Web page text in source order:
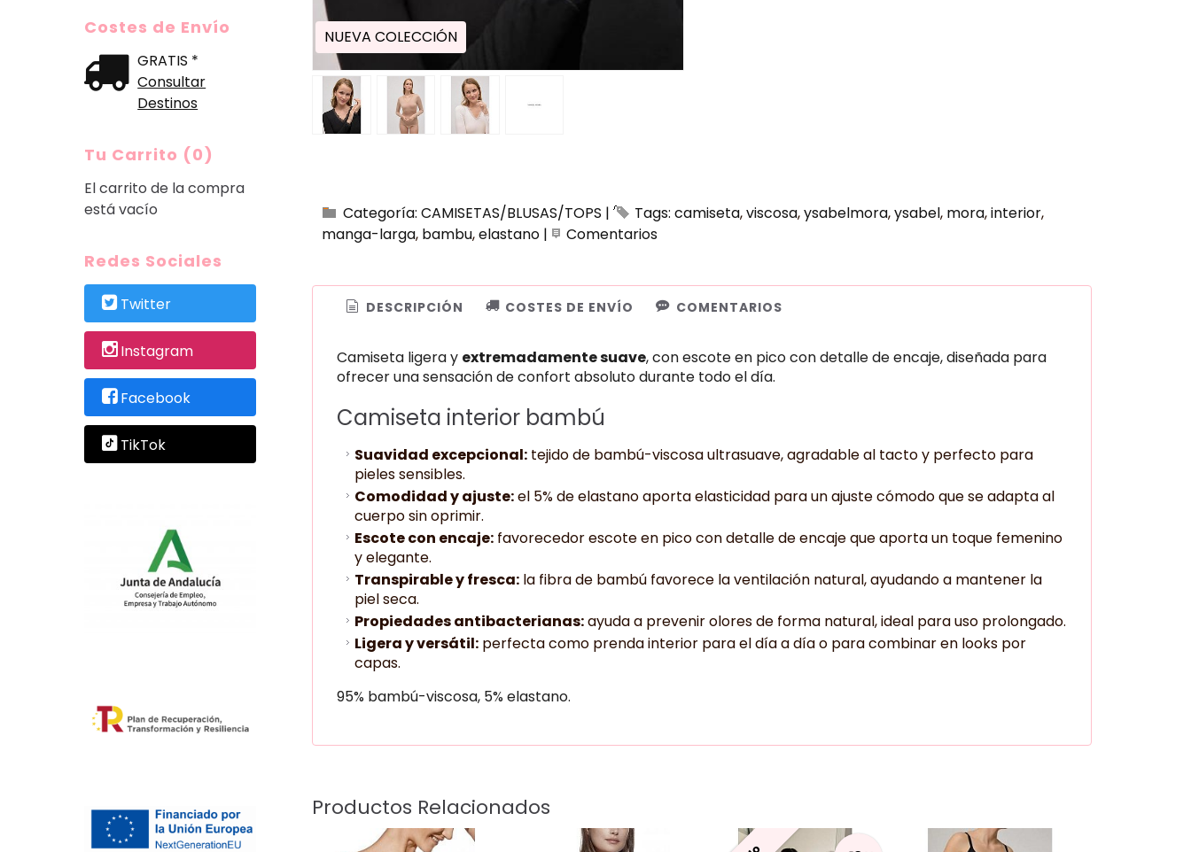
Costes de Envío
GRATIS *
Consultar
Destinos
Tu Carrito (0)
El carrito de la compra
está vacío
Redes Sociales
Twitter
Instagram
Facebook
TikTok
NUEVA COLECCIÓN
Categoría: CAMISETAS/BLUSAS/TOPS | Tags: camiseta viscosa ysabelmora ysabel mora interior
manga-larga bambu elastano | Comentarios
DESCRIPCIÓN COSTES DE ENVÍO COMENTARIOS
Camiseta ligera y extremadamente suave, con escote en pico con detalle de encaje, diseñada para
ofrecer una sensación de confort absoluto durante todo el día.
Camiseta interior bambú
Suavidad excepcional: tejido de bambú-viscosa ultrasuave, agradable al tacto y perfecto para
pieles sensibles.
Comodidad y ajuste:el 5% de elastano aporta elasticidad para un ajuste cómodo que se adapta al
cuerpo sin oprimir.
Escote con encaje: favorecedor escote en pico con detalle de encaje que aporta un toque femenino
y elegante.
Transpirable y fresca: la fibra de bambú favorece la ventilación natural, ayudando a mantener la
piel seca.
Propiedades antibacterianas:ayuda a prevenir olores de forma natural, ideal para uso prolongado.
Ligera y versátil: perfecta como prenda interior para el día a día o para combinar en looks por
capas.
95% bambú-viscosa, 5% elastano.
Productos Relacionados